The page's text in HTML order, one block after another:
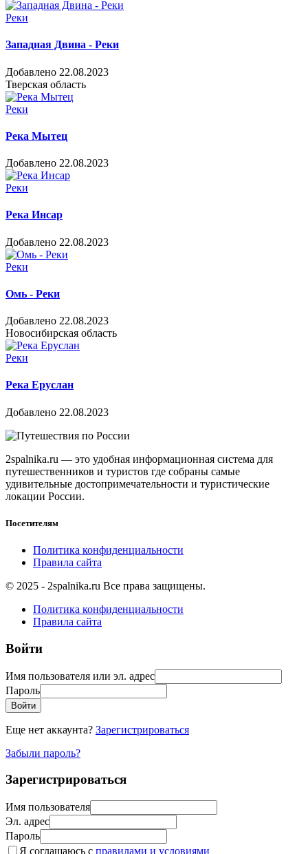
Реки
Западная Двина - Реки
Добавлено 22.08.2023
Тверская область
Реки
Река Мытец
Добавлено 22.08.2023
Реки
Река Инсар
Добавлено 22.08.2023
Реки
Омь - Реки
Добавлено 22.08.2023
Новосибирская область
Реки
Река Еруслан
Добавлено 22.08.2023
2spalnika.ru — это удобная информационная система для
путешественников и туристов где собраны самые
удивительные достопримечательности и туристические
локации России.
Посетителям
Политика конфиденциальности
Правила сайта
© 2025 - 2spalnika.ru Все права защищены.
Политика конфиденциальности
Правила сайта
Войти
Имя пользователя или эл. адрес
Пароль
Войти
Еще нет аккаунта? Зарегистрироваться
Забыли пароль?
Зарегистрироваться
Имя пользователя
Эл. адрес
Пароль
Я соглашаюсь с правилами и условиями